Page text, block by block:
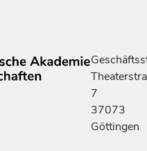
7
37073
Göttingen